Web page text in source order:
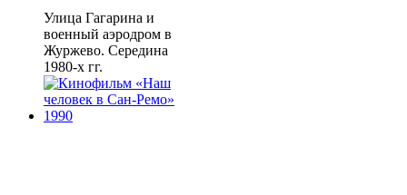
Улица Гагарина и
военный аэродром в
Журжево. Середина
1980-х гг.